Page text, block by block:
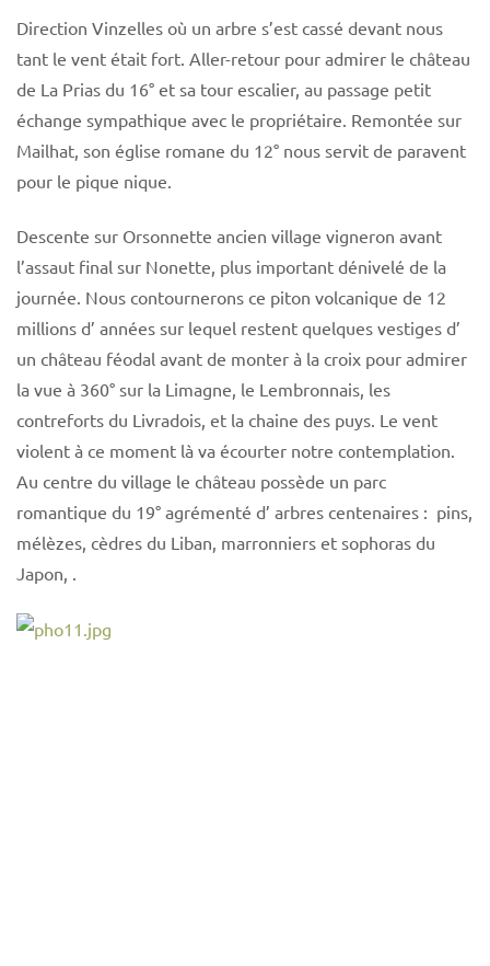
Direction Vinzelles où un arbre s’est cassé devant nous
tant le vent était fort. Aller-retour pour admirer le château
de La Prias du 16° et sa tour escalier, au passage petit
échange sympathique avec le propriétaire. Remontée sur
Mailhat, son église romane du 12° nous servit de paravent
pour le pique nique.
Descente sur Orsonnette ancien village vigneron avant
l’assaut final sur Nonette, plus important dénivelé de la
journée. Nous contournerons ce piton volcanique de 12
millions d’ années sur lequel restent quelques vestiges d’
un château féodal avant de monter à la croix pour admirer
la vue à 360° sur la Limagne, le Lembronnais, les
contreforts du Livradois, et la chaine des puys. Le vent
violent à ce moment là va écourter notre contemplation.
Au centre du village le château possède un parc
romantique du 19° agrémenté d’ arbres centenaires : pins,
mélèzes, cèdres du Liban, marronniers et sophoras du
Japon, .